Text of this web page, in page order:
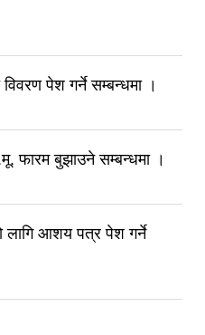
पेश गर्ने सम्बन्धमा ।
फारम बुझाउने सम्बन्धमा ।
लागि आशय पत्र पेश गर्ने